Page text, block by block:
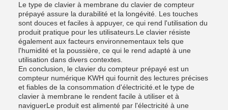
Le type de clavier à membrane du clavier de compteur
prépayé assure la durabilité et la longévité. Les touches
sont douces et faciles à appuyer, ce qui rend l'utilisation du
produit pratique pour les utilisateurs.Le clavier résiste
également aux facteurs environnementaux tels que
l'humidité et la poussière, ce qui le rend adapté à une
utilisation dans divers contextes.
En conclusion, le clavier du compteur prépayé est un
compteur numérique KWH qui fournit des lectures précises
et fiables de la consommation d'électricité.et le type de
clavier à membrane le rendent facile à utiliser et à
naviguerLe produit est alimenté par l'électricité à une